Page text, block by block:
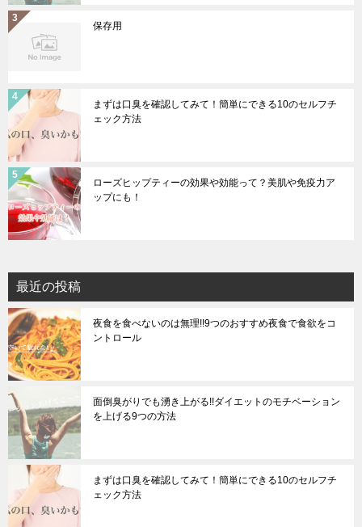
保存用
まずは口臭を確認してみて！簡単にできる10のセルフチ
ェック方法
ローズヒップティーの効果や効能って？美肌や免疫力ア
ップにも！
最近の投稿
夜食を食べないのは無理!!9つのおすすめ夜食で食欲をコ
ントロール
面倒臭がりでも湧き上がる!!ダイエットのモチベーション
を上げる9つの方法
まずは口臭を確認してみて！簡単にできる10のセルフチ
ェック方法